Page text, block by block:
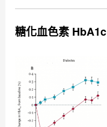
糖化血色素 HbA1c